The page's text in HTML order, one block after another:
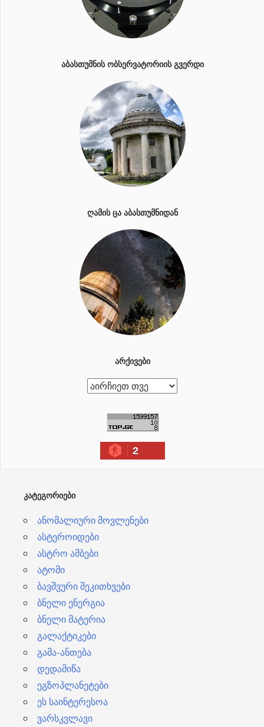
ᲐᲑᲐᲡᲗᲣᲛᲜᲘᲡ ᲝᲑᲡᲔᲠᲕᲐᲢᲝᲠᲘᲘᲡ ᲒᲕᲔᲠᲓᲘ
ᲦᲐᲛᲘᲡ ᲪᲐ ᲐᲑᲐᲡᲗᲣᲛᲜᲘᲓᲐᲜ
ᲐᲠᲥᲘᲕᲔᲑᲘ
ა
2
ᲙᲐᲢᲔᲒᲝᲠᲘᲔᲑᲘ
ანომალიური მოვლენები
ასტეროიდები
ასტრო ამბები
ატომი
ბავშვური შეკითხვები
ბნელი ენერგია
ბნელი მატერია
გალაქტიკები
გამა-ანთება
დედამიწა
ეგზოპლანეტები
ეს საინტერესოა
ვარსკვლავი